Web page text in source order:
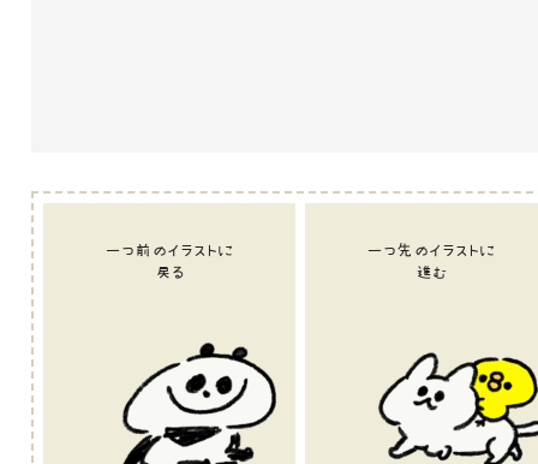
一つ前のイラストに
戻る
一つ先のイラストに
進む